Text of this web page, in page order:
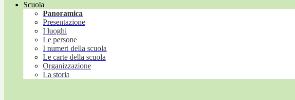
Scuola
Panoramica
Presentazione
I luoghi
Le persone
I numeri della scuola
Le carte della scuola
Organizzazione
La storia